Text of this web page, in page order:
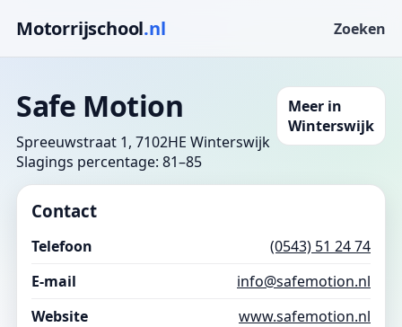
Motorrijschool.nl Zoeken
Safe Motion
Spreeuwstraat 1, 7102HE Winterswijk
Slagings percentage: 81–85
Meer in
Winterswijk
Contact
Telefoon
(0543) 51 24 74
E-mail
info@safemotion.nl
Website
www.safemotion.nl